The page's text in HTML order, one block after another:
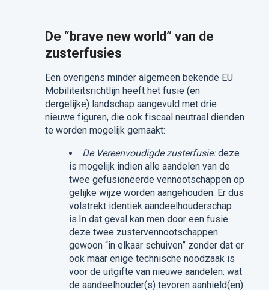
De “brave new world” van de
zusterfusies
Een overigens minder algemeen bekende EU
Mobiliteitsrichtlijn heeft het fusie (en
dergelijke) landschap aangevuld met drie
nieuwe figuren, die ook fiscaal neutraal dienden
te worden mogelijk gemaakt:
De Vereenvoudigde zusterfusie: deze
is mogelijk indien alle aandelen van de
twee gefusioneerde vennootschappen op
gelijke wijze worden aangehouden. Er dus
volstrekt identiek aandeelhouderschap
is.In dat geval kan men door een fusie
deze twee zustervennootschappen
gewoon “in elkaar schuiven” zonder dat er
ook maar enige technische noodzaak is
voor de uitgifte van nieuwe aandelen: wat
de aandeelhouder(s) tevoren aanhield(en)